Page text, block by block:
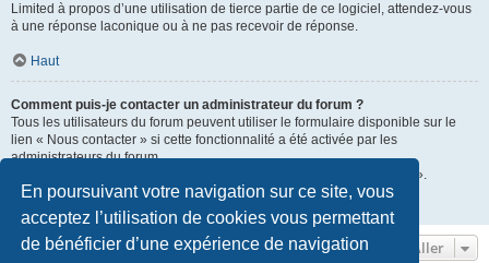
En poursuivant votre navigation sur ce site, vous
acceptez l’utilisation de cookies vous permettant
de bénéficier d’une expérience de navigation
Limited à propos d’une utilisation de tierce partie de ce logiciel, attendez-vous
à une réponse laconique ou à ne pas recevoir de réponse.
Haut
Comment puis-je contacter un administrateur du forum ?
Tous les utilisateurs du forum peuvent utiliser le formulaire disponible sur le
lien « Nous contacter » si cette fonctionnalité a été activée par les
administrateurs du forum.
Les membres du forum peuvent également utiliser le lien « L’équipe ».
Aller